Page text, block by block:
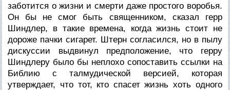
заботится о жизни и смерти даже простого воробья.
Он бы не смог быть священником, сказал герр
Шиндлер, в такие времена, когда жизнь стоит не
дороже пачки сигарет. Штерн согласился, но в пылу
дискуссии выдвинул предположение, что герру
Шиндлеру было бы неплохо сопоставить ссылки на
Библию с талмудической версией, которая
утверждает, что тот, кто спасет жизнь хоть одного